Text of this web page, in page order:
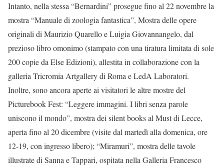
Intanto, nella stessa “Bernardini” prosegue fino al 22 novembre la
mostra “Manuale di zoologia fantastica”, Mostra delle opere
originali di Maurizio Quarello e Luigia Giovannangelo, dal
prezioso libro omonimo (stampato con una tiratura limitata di sole
200 copie da Else Edizioni), allestita in collaborazione con la
galleria Tricromia Artgallery di Roma e LedA Laboratori.
Inoltre, sono ancora aperte ai visitatori le altre mostre del
Picturebook Fest: “Leggere immagini. I libri senza parole
uniscono il mondo”, mostra dei silent books al Must di Lecce,
aperta fino al 20 dicembre (visite dal martedì alla domenica, ore
12-19, con ingresso libero); “Miramuri”, mostra delle tavole
illustrate di Sanna e Tappari, ospitata nella Galleria Francesco